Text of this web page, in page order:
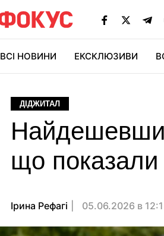
ВСІ НОВИНИ ЕКСКЛЮЗИВИ
ДІДЖИТАЛ
що
Ірина Рефагі 05.06.2026 в